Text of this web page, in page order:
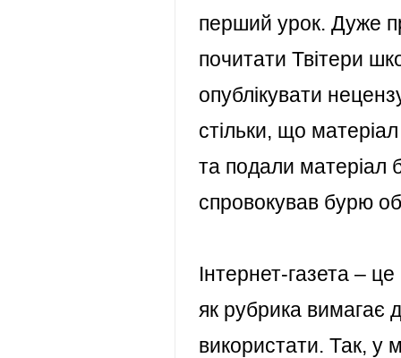
перший урок. Дуже
почитати Твітери
опублікувати
стільки, що
та подали матеріал
спровокував бурю
Інтернет-газета –
як рубрика вимагає
використати. Так, у